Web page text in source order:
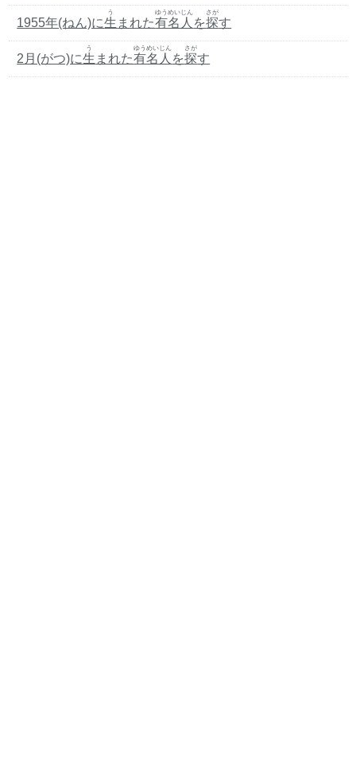
1955年(ねん)に生
う
まれた有名人
ゆうめいじん
を探
さが
す
2月(がつ)に生
う
まれた有名人
ゆうめいじん
を探
さが
す